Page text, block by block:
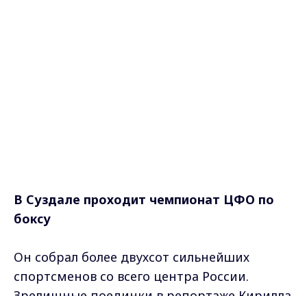
В Суздале проходит чемпионат ЦФО по
боксу
Он собрал более двухсот сильнейших
спортсменов со всего центра России.